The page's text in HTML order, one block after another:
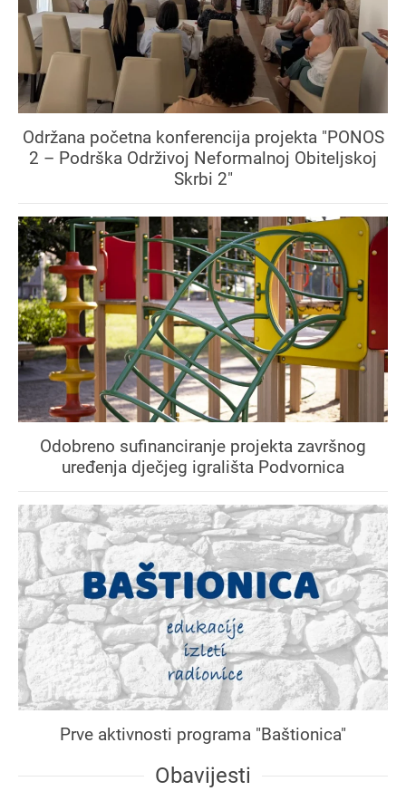
Održana početna konferencija projekta "PONOS
2 – Podrška Održivoj Neformalnoj Obiteljskoj
Skrbi 2"
Odobreno sufinanciranje projekta završnog
uređenja dječjeg igrališta Podvornica
Prve aktivnosti programa "Baštionica"
Obavijesti